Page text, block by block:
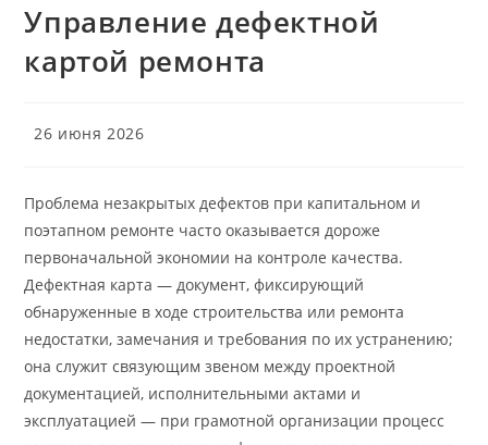
Управление дефектной
картой ремонта
Запись
26 июня 2026
Проблема незакрытых дефектов при капитальном и
поэтапном ремонте часто оказывается дороже
первоначальной экономии на контроле качества.
Дефектная карта — документ, фиксирующий
обнаруженные в ходе строительства или ремонта
недостатки, замечания и требования по их устранению;
она служит связующим звеном между проектной
документацией, исполнительными актами и
эксплуатацией — при грамотной организации процесс